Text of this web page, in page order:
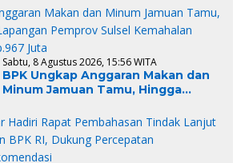
Persen
Sabtu, 8 Agustus 2026, 15:56 WITA
BPK Ungkap Anggaran Makan dan
Minum Jamuan Tamu, Hingga
Kemahalan Harga sebesar Rp.967
Juta